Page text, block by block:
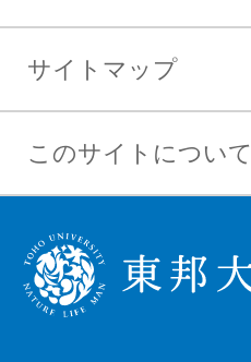
サイトマップ
このサイトについて